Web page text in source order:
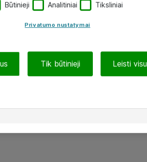
Būtinieji Analitiniai Tiksliniai
Privatumo nustatymai
Tik būtinieji Leisti